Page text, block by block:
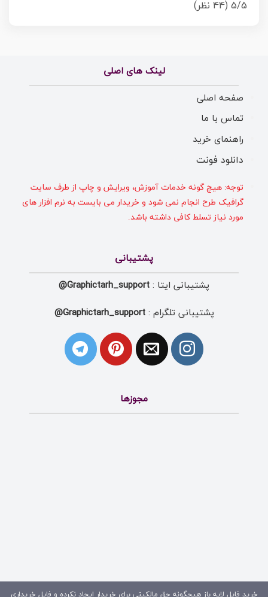
5/5 (44 نظر)
لینک های اصلی
صفحه اصلی
تماس با ما
راهنمای خرید
دانلود فونت
توجه: هیچ گونه خدمات آموزش، ویرایش و چاپ از طرف سایت
گرافیک طرح انجام نمی شود و خریدار می بایست به نرم افزار های
مورد نیاز تسلط کافی داشته باشد.
پشتیبانی
پشتیبانی ایتا : Graphictarh_support@
پشتیبانی تلگرام :Graphictarh_support@
مجوزها
خرید فایل لایه باز هیچگونه حق مالکیتی برای خریدار ایجاد نکرده و فایل خریداری